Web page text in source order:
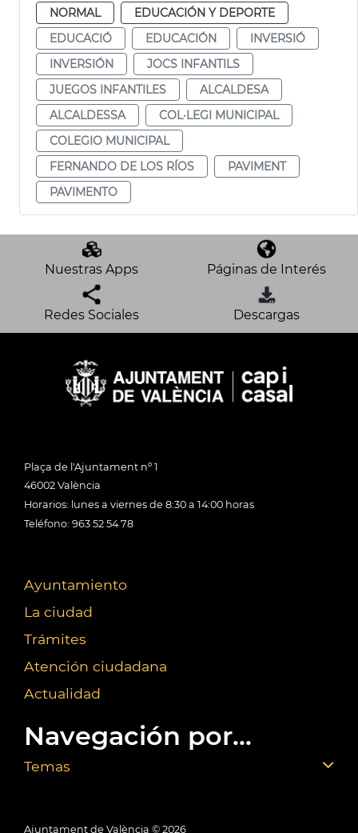
NORMAL
EDUCACIÓN Y DEPORTE
EDUCACIÓ
EDUCACIÓN
INVERSIÓ
INVERSIÓN
JOCS INFANTILS
JUEGOS INFANTILES
ALCALDESA
ALCALDESSA
COL·LEGI MUNICIPAL
COLEGIO MUNICIPAL
FERNANDO DE LOS RÍOS
PAVIMENT
PAVIMENTO
Nuestras Apps Páginas de Interés
Redes Sociales Descargas
Plaça de l'Ajuntament nº 1
46002 València
Horarios: lunes a viernes de 8:30 a 14:00 horas
Teléfono: 963 52 54 78
Ayuntamiento
La ciudad
Trámites
Atención ciudadana
Actualidad
Navegación por...
Temas
Ajuntament de València © 2026